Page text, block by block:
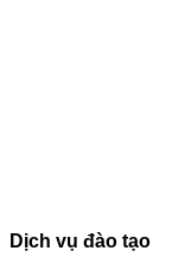
Dịch vụ đào tạo